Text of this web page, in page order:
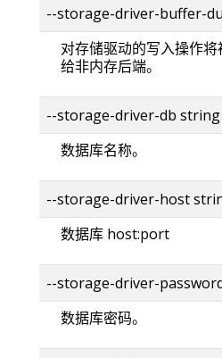
--storage-driver-buffer-
对存储驱动的写入操作
给非内存后端。
--storage-driver-db
数据库名称。
--storage-driver-host
数据库 host:port
--storage-driver-
数据库密码。